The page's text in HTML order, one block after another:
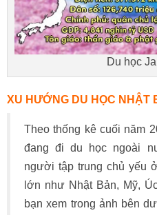
Du học
XU HƯỚNG DU HỌC NHẬT
Theo thống kê cuối năm
đang đi du học ngoài
người tập trung chủ yếu
lớn như Nhật Bản, Mỹ,
bạn xem trong ảnh bên